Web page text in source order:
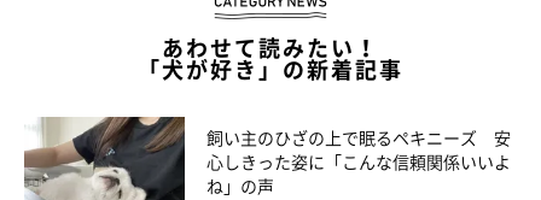
あわせて読みたい！
「犬が好き」の新着記事
飼い主のひざの上で眠るペキニーズ 安
心しきった姿に「こんな信頼関係いいよ
ね」の声